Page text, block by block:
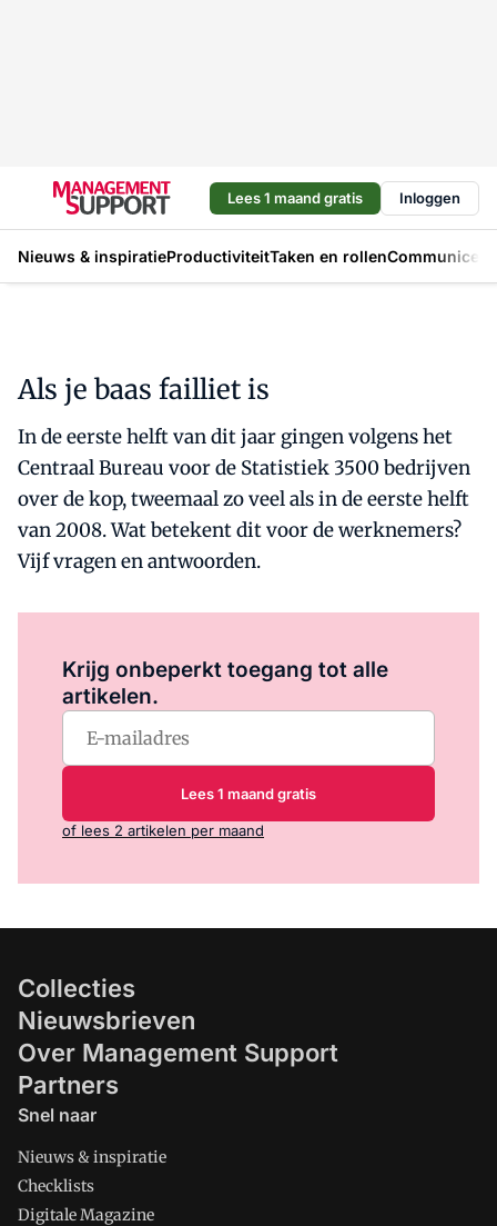
Lees 1 maand gratis Inloggen
Nieuws & inspiratieProductiviteitTaken en rollen
Als je baas failliet is
In de eerste helft van dit jaar gingen volgens het
Centraal Bureau voor de Statistiek 3500 bedrijven
over de kop, tweemaal zo veel als in de eerste helft
van 2008. Wat betekent dit voor de werknemers?
Vijf vragen en antwoorden.
Krijg onbeperkt toegang tot alle
artikelen.
Lees 1 maand gratis
of lees 2 artikelen per maand
Collecties
Nieuwsbrieven
Over Management Support
Partners
Snel naar
Nieuws & inspiratie
Checklists
Digitale Magazine